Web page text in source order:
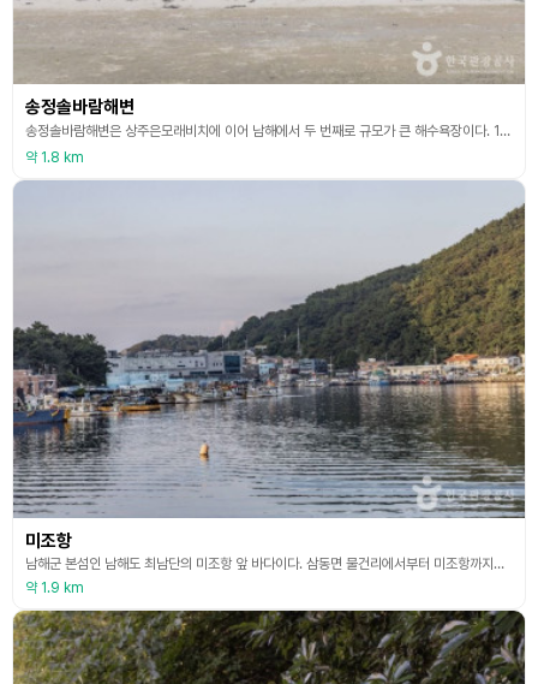
송정솔바람해변
송정솔바람해변은 상주은모래비치에 이어 남해에서 두 번째로 규모가 큰 해수욕장이다. 100년 이상 된 소나무가 있으며, 송정마을과 송남마을 두 마을이 이어져 있는 해변으로 조선 말 금산과 대곡산 등의 산림을 보호하기 위해 통영 산림감시통제부 산하의 감시초소인 정자를 송정(松停)으로 부른 것이 연유가 되어, 국도 19호선 남해의 명산 금산과 천혜의 해수욕장인 상주와 송정을 찾는 도로변 윗편의 송정마을이 되었다. 송정해수욕장은 2020년 1월, 캠핑객이 머물
약 1.8 km
미조항
남해군 본섬인 남해도 최남단의 미조항 앞 바다이다. 삼동면 물건리에서부터 미조항까지의 해안도로는 철 따라 색다른 느낌을 주는 바다와 섬, 기암괴석 등 남해바다의 절경을 감상하기에 더없이 좋을 뿐만 아니라 낚시터로도 유명하다. 19번 국도의 종점에 있는 미조항은 남해의 어업전진기지로, 금산과 푸른 바다가 어우러져 그림처럼 아름다운 어항이다. 미조항에서 뒤쪽으로 난 도로로 들어서면 팔랑마을에서 설리마을, 송정해수욕장으로 이어지는 해안 드라이브코스가 나타나
약 1.9 km